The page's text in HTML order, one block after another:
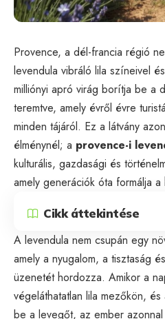
Provence, a dél-francia régió
levendula vibráló lila színeivel
milliónyi apró virág borítja be a
teremtve, amely évről évre
minden tájáról. Ez a látvány
élménynél; a provence-i
kulturális, gazdasági és
amely generációk óta formálja
Cikk áttekintése
A levendula nem csupán egy
amely a nyugalom, a tisztaság
üzenetét hordozza. Amikor a
végeláthatatlan lila mezőkön,
be a levegőt, az ember